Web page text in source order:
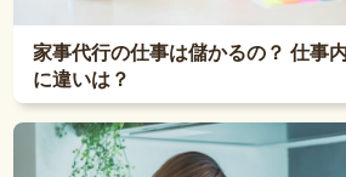
家事代行の仕事は儲かるの？ 仕事
に違いは？